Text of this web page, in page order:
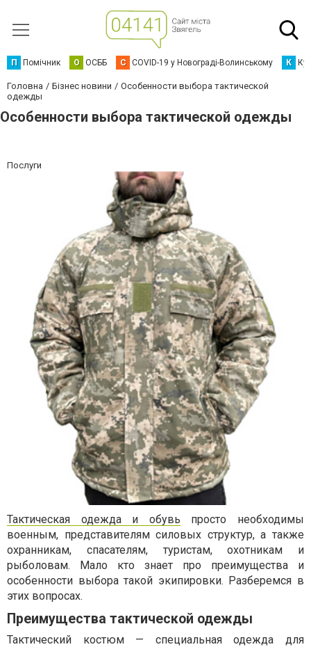
П Помічник О ОСББ C COVID-19 у Новограді-Волинському К
Головна Бізнес новини
Особенности выбора тактической
одежды
Особенности выбора тактической одежды
Послуги
Тактическая одежда и обувь просто необходимы
военным, представителям силовых структур, а также
охранникам, спасателям, туристам, охотникам и
рыболовам. Мало кто знает про преимущества и
особенности выбора такой экипировки. Разберемся в
этих вопросах.
Преимущества тактической одежды
Тактический костюм — специальная одежда для